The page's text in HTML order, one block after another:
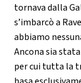
tornava dalla
s’imbarcò a
abbiamo
Ancona sia
per cui tutta la